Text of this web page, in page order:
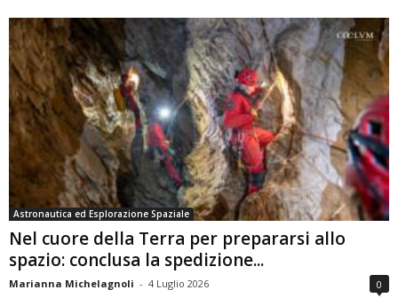
Astronautica ed Esplorazione Spaziale
Nel cuore della Terra per prepararsi allo
spazio: conclusa la spedizione...
Marianna Michelagnoli - 4 Luglio 2026 0